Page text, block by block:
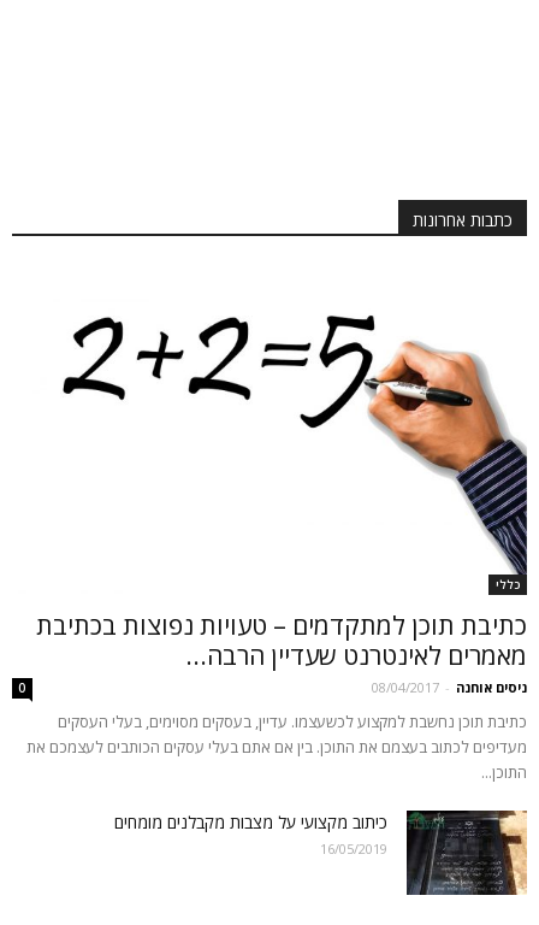
כתבות אחרונות
כללי
כתיבת תוכן למתקדמים – טעויות נפוצות בכתיבת
מאמרים לאינטרנט שעדיין הרבה...
ניסים אוחנה -
08/04/2017
0
כתיבת תוכן נחשבת למקצוע לכשעצמו. עדיין, בעסקים מסוימים, בעלי העסקים
מעדיפים לכתוב בעצמם את התוכן. בין אם אתם בעלי עסקים הכותבים לעצמכם את
התוכן...
כיתוב מקצועי על מצבות מקבלנים מומחים
16/05/2019